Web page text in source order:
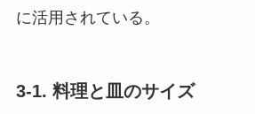
に活用されている。
3-1. 料理と皿のサイズ